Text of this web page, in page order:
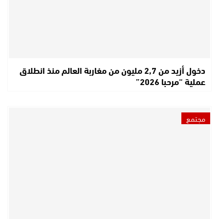
دخول أزيد من 2,7 مليون من مغاربة العالم منذ انطلاق
عملية “مرحبا 2026”
مجتمع